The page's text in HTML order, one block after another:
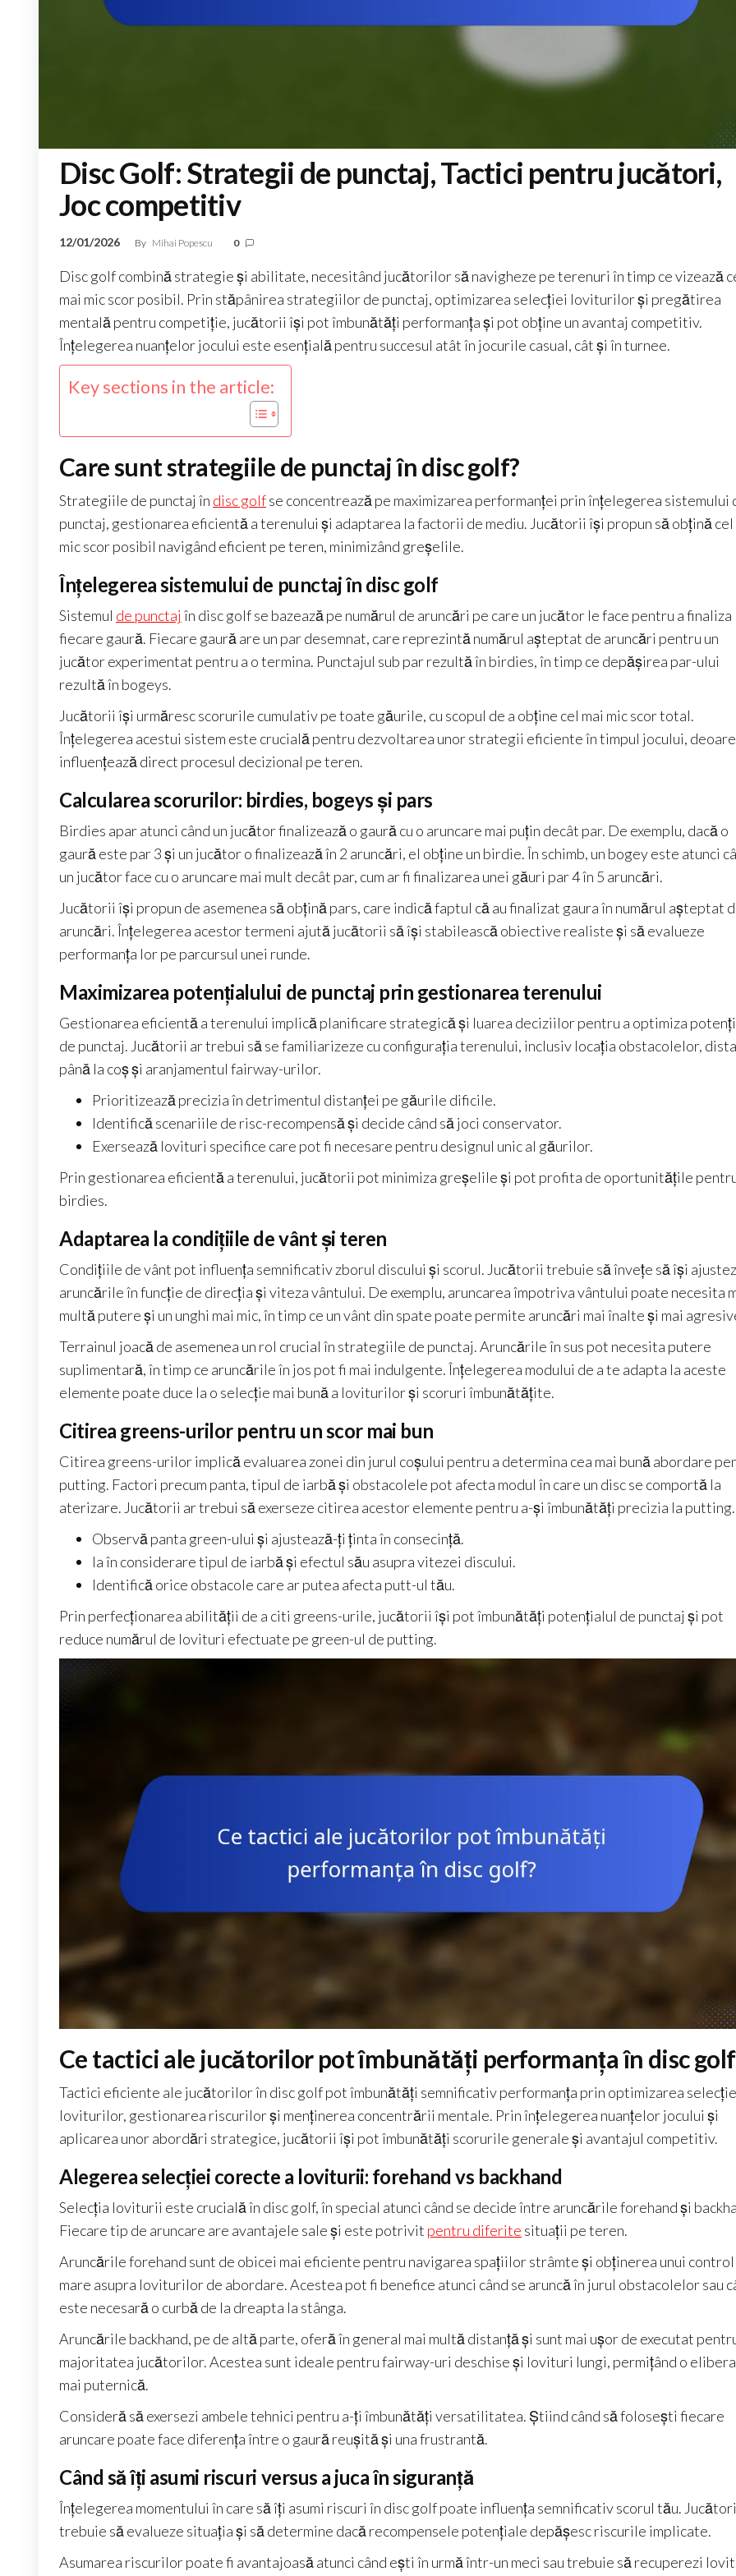
Disc Golf: Strategii de punctaj, Tactici pentru jucători,
Joc competitiv
12/01/2026 By Mihai Popescu 0
Disc golf combină strategie și abilitate, necesitând jucătorilor să navigheze pe terenuri în timp ce vizează
mai mic scor posibil. Prin stăpânirea strategiilor de punctaj, optimizarea selecției loviturilor și pregătirea
mentală pentru competiție, jucătorii își pot îmbunătăți performanța și pot obține un avantaj competitiv.
Înțelegerea nuanțelor jocului este esențială pentru succesul atât în jocurile casual, cât și în turnee.
Key sections in the article:
Care sunt strategiile de punctaj în disc golf?
Strategiile de punctaj în disc golfse concentrează pe maximizarea performanței prin înțelegerea sistemului
punctaj, gestionarea eficientă a terenului și adaptarea la factorii de mediu. Jucătorii își propun să obțină cel
mic scor posibil navigând eficient pe teren, minimizând greșelile.
Înțelegerea sistemului de punctaj în disc golf
Sistemul de punctaj în disc golf se bazează pe numărul de aruncări pe care un jucător le face pentru a finaliza
fiecare gaură. Fiecare gaură are un par desemnat, care reprezintă numărul așteptat de aruncări pentru un
jucător experimentat pentru a o termina. Punctajul sub par rezultă în birdies, în timp ce depășirea par-ului
rezultă în bogeys.
Jucătorii își urmăresc scorurile cumulativ pe toate găurile, cu scopul de a obține cel mai mic scor total.
Înțelegerea acestui sistem este crucială pentru dezvoltarea unor strategii eficiente în timpul jocului,
influențează direct procesul decizional pe teren.
Calcularea scorurilor: birdies, bogeys și pars
Birdies apar atunci când un jucător finalizează o gaură cu o aruncare mai puțin decât par. De exemplu, dacă o
gaură este par 3 și un jucător o finalizează în 2 aruncări, el obține un birdie. În schimb, un bogey este atunci
un jucător face cu o aruncare mai mult decât par, cum ar fi finalizarea unei găuri par 4 în 5 aruncări.
Jucătorii își propun de asemenea să obțină pars, care indică faptul că au finalizat gaura în numărul așteptat
aruncări. Înțelegerea acestor termeni ajută jucătorii să își stabilească obiective realiste și să evalueze
performanța lor pe parcursul unei runde.
Maximizarea potențialului de punctaj prin gestionarea terenului
Gestionarea eficientă a terenului implică planificare strategică și luarea deciziilor pentru a optimiza
de punctaj. Jucătorii ar trebui să se familiarizeze cu configurația terenului, inclusiv locația obstacolelor,
până la coș și aranjamentul fairway-urilor.
Prioritizează precizia în detrimentul distanței pe găurile dificile.
Identifică scenariile de risc-recompensă și decide când să joci conservator.
Exersează lovituri specifice care pot fi necesare pentru designul unic al găurilor.
Prin gestionarea eficientă a terenului, jucătorii pot minimiza greșelile și pot profita de oportunitățile
birdies.
Adaptarea la condițiile de vânt și teren
Condițiile de vânt pot influența semnificativ zborul discului și scorul. Jucătorii trebuie să învețe să își
aruncările în funcție de direcția și viteza vântului. De exemplu, aruncarea împotriva vântului poate necesita
multă putere și un unghi mai mic, în timp ce un vânt din spate poate permite aruncări mai înalte și mai
Terrainul joacă de asemenea un rol crucial în strategiile de punctaj. Aruncările în sus pot necesita putere
suplimentară, în timp ce aruncările în jos pot fi mai indulgente. Înțelegerea modului de a te adapta la aceste
elemente poate duce la o selecție mai bună a loviturilor și scoruri îmbunătățite.
Citirea greens-urilor pentru un scor mai bun
Citirea greens-urilor implică evaluarea zonei din jurul coșului pentru a determina cea mai bună abordare
putting. Factori precum panta, tipul de iarbă și obstacolele pot afecta modul în care un disc se comportă la
aterizare. Jucătorii ar trebui să exerseze citirea acestor elemente pentru a-și îmbunătăți precizia la putting.
Observă panta green-ului și ajustează-ți ținta în consecință.
Ia în considerare tipul de iarbă și efectul său asupra vitezei discului.
Identifică orice obstacole care ar putea afecta putt-ul tău.
Prin perfecționarea abilității de a citi greens-urile, jucătorii își pot îmbunătăți potențialul de punctaj și pot
reduce numărul de lovituri efectuate pe green-ul de putting.
Ce tactici ale jucătorilor pot îmbunătăți performanța în disc
Tactici eficiente ale jucătorilor în disc golf pot îmbunătăți semnificativ performanța prin optimizarea
loviturilor, gestionarea riscurilor și menținerea concentrării mentale. Prin înțelegerea nuanțelor jocului și
aplicarea unor abordări strategice, jucătorii își pot îmbunătăți scorurile generale și avantajul competitiv.
Alegerea selecției corecte a loviturii: forehand vs backhand
Selecția loviturii este crucială în disc golf, în special atunci când se decide între aruncările forehand și
Fiecare tip de aruncare are avantajele sale și este potrivit pentru diferite situații pe teren.
Aruncările forehand sunt de obicei mai eficiente pentru navigarea spațiilor strâmte și obținerea unui control
mare asupra loviturilor de abordare. Acestea pot fi benefice atunci când se aruncă în jurul obstacolelor sau
este necesară o curbă de la dreapta la stânga.
Aruncările backhand, pe de altă parte, oferă în general mai multă distanță și sunt mai ușor de executat
majoritatea jucătorilor. Acestea sunt ideale pentru fairway-uri deschise și lovituri lungi, permițând o
mai puternică.
Consideră să exersezi ambele tehnici pentru a-ți îmbunătăți versatilitatea. Știind când să folosești fiecare
aruncare poate face diferența între o gaură reușită și una frustrantă.
Când să îți asumi riscuri versus a juca în siguranță
Înțelegerea momentului în care să îți asumi riscuri în disc golf poate influența semnificativ scorul tău.
trebuie să evalueze situația și să determine dacă recompensele potențiale depășesc riscurile implicate.
Asumarea riscurilor poate fi avantajoasă atunci când ești în urmă într-un meci sau trebuie să recuperezi